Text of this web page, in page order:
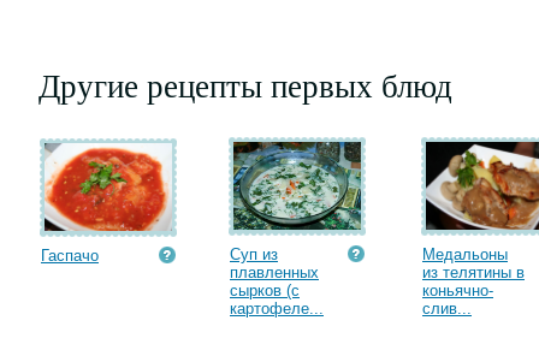
Другие рецепты первых блюд
Гаспачо
Суп из
плавленных
сырков (с
картофеле...
Медальоны
из телятины в
коньячно-
слив...